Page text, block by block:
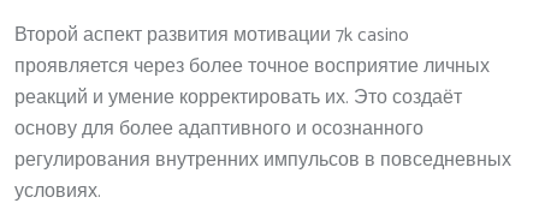
Второй аспект развития мотивации 7k casino
проявляется через более точное восприятие личных
реакций и умение корректировать их. Это создаёт
основу для более адаптивного и осознанного
регулирования внутренних импульсов в повседневных
условиях.